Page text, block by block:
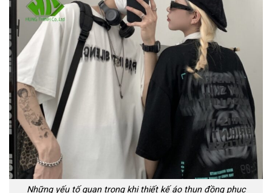
Những yếu tố quan trọng khi thiết kế áo thun đồng phục